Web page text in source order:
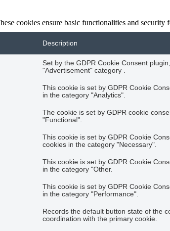
cookies ensure basic functionalities and security
Description
Set by the GDPR Cookie Consent
"Advertisement" category .
This cookie is set by GDPR Cookie
in the category "Analytics".
The cookie is set by GDPR cookie
"Functional".
This cookie is set by GDPR Cookie
cookies in the category "Necessary".
This cookie is set by GDPR Cookie
in the category "Other.
This cookie is set by GDPR Cookie
in the category "Performance".
Records the default button state of the
coordination with the primary cookie.